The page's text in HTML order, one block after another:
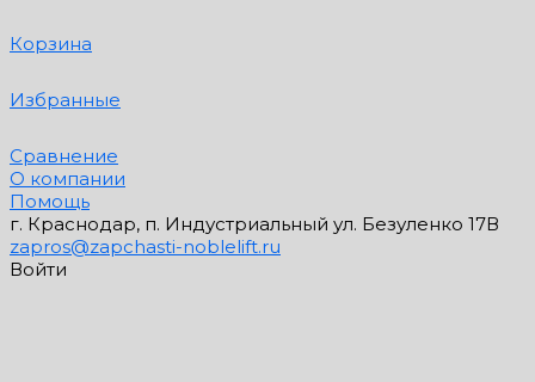
Корзина
Избранные
Сравнение
О компании
Помощь
г. Краснодар, п. Индустриальный ул. Безуленко 17В
zapros@zapchasti-noblelift.ru
Войти